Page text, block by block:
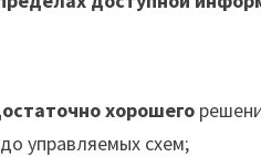
хорошего
управляемых схем;